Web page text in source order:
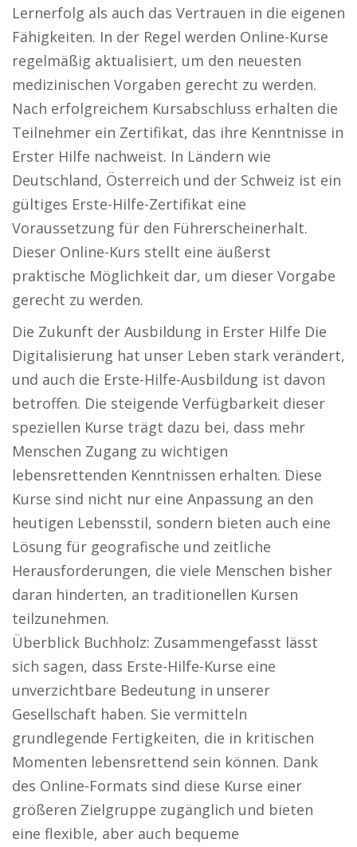
Lernerfolg als auch das Vertrauen in die eigenen
Fähigkeiten. In der Regel werden Online-Kurse
regelmäßig aktualisiert, um den neuesten
medizinischen Vorgaben gerecht zu werden.
Nach erfolgreichem Kursabschluss erhalten die
Teilnehmer ein Zertifikat, das ihre Kenntnisse in
Erster Hilfe nachweist. In Ländern wie
Deutschland, Österreich und der Schweiz ist ein
gültiges Erste-Hilfe-Zertifikat eine
Voraussetzung für den Führerscheinerhalt.
Dieser Online-Kurs stellt eine äußerst
praktische Möglichkeit dar, um dieser Vorgabe
gerecht zu werden.
Die Zukunft der Ausbildung in Erster Hilfe Die
Digitalisierung hat unser Leben stark verändert,
und auch die Erste-Hilfe-Ausbildung ist davon
betroffen. Die steigende Verfügbarkeit dieser
speziellen Kurse trägt dazu bei, dass mehr
Menschen Zugang zu wichtigen
lebensrettenden Kenntnissen erhalten. Diese
Kurse sind nicht nur eine Anpassung an den
heutigen Lebensstil, sondern bieten auch eine
Lösung für geografische und zeitliche
Herausforderungen, die viele Menschen bisher
daran hinderten, an traditionellen Kursen
teilzunehmen.
Überblick Buchholz: Zusammengefasst lässt
sich sagen, dass Erste-Hilfe-Kurse eine
unverzichtbare Bedeutung in unserer
Gesellschaft haben. Sie vermitteln
grundlegende Fertigkeiten, die in kritischen
Momenten lebensrettend sein können. Dank
des Online-Formats sind diese Kurse einer
größeren Zielgruppe zugänglich und bieten
eine flexible, aber auch bequeme